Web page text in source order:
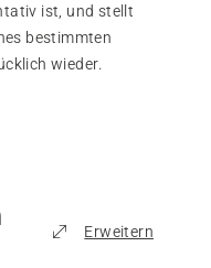
ist, und stellt
bestimmten
wieder.
Erweitern